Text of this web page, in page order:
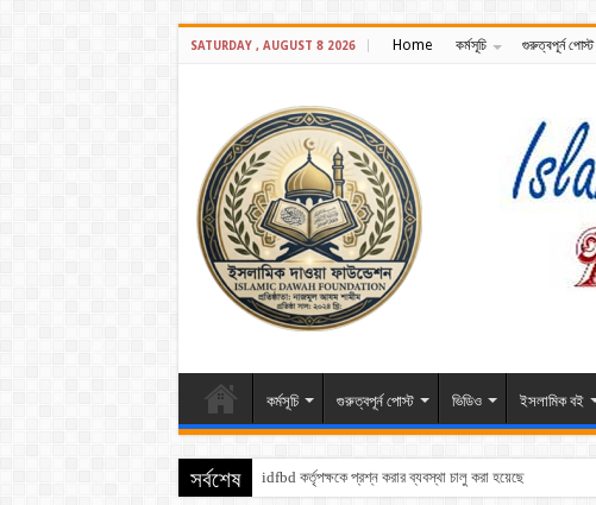
SATURDAY , AUGUST 8 2026 Home কর্মসূচি গুরুত্বপূর্ন পোস্ট
কর্মসূচি গুরুত্বপূর্ন পোস্ট ভিডিও ইসলামিক বই
সর্বশেষ idfbd কর্তৃপক্ষকে প্রশ্ন করার ব্যবস্থা চালু করা হয়েছে